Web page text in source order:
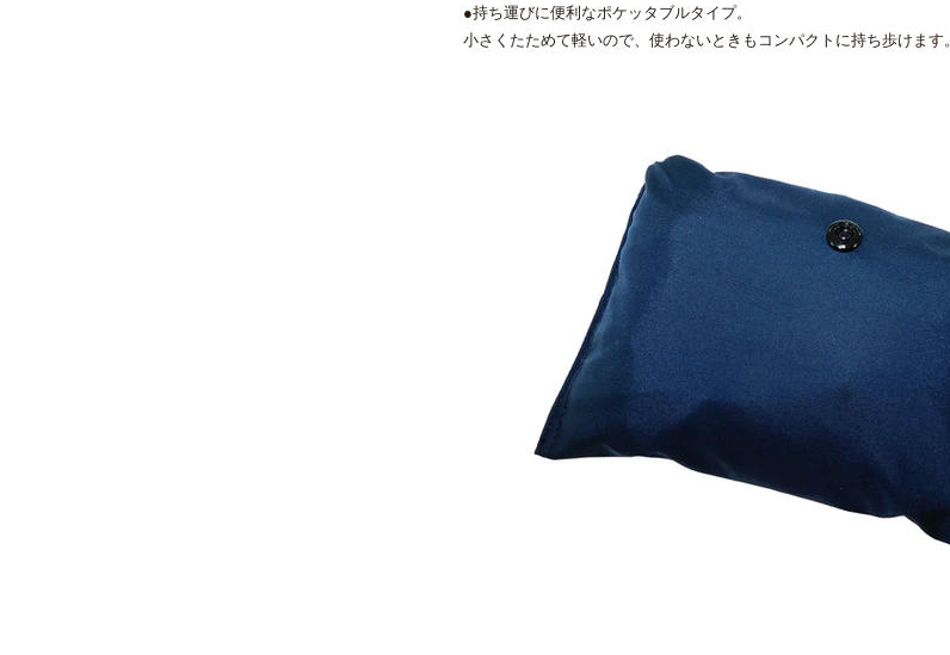
●持ち運びに便利なポケッタブルタイプ。
小さくたためて軽いので、使わないときもコンパクトに持ち歩けます。